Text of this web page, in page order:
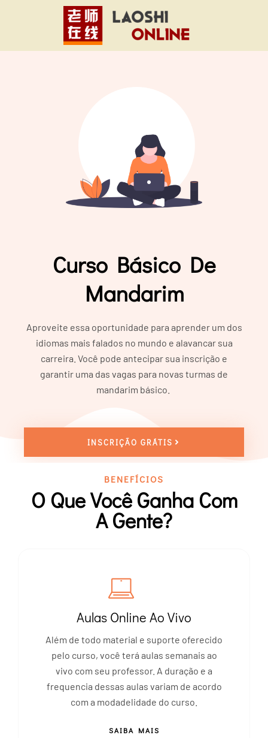
Curso Básico De
Mandarim
Aproveite essa oportunidade para aprender um dos
idiomas mais falados no mundo e alavancar sua
carreira. Você pode antecipar sua inscrição e
garantir uma das vagas para novas turmas de
mandarim básico.
INSCRIÇÃO GRÁTIS
BENEFÍCIOS
O Que Você Ganha Com
A Gente?
Aulas Online Ao Vivo
Além de todo material e suporte oferecido
pelo curso, você terá aulas semanais ao
vivo com seu professor. A duração e a
frequencia dessas aulas variam de acordo
com a modadelidade do curso.
SAIBA MAIS